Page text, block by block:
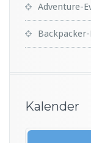
Adventure-
Kalender